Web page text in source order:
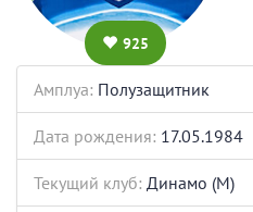
925
Амплуа: Полузащитник
Дата рождения: 17.05.1984
Текущий клуб: Динамо (М)